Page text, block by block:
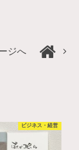
ジへ
ビジネス・経営